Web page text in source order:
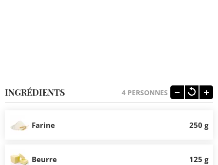
INGRÉDIENTS 4 PERSONNES
Farine 250 g
Beurre 125 g